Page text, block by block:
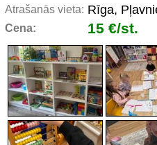
Atrašanās vieta: Rīga,
Cena: 15 €/st.